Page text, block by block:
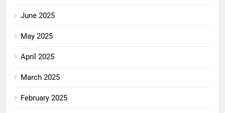
June 2025
May 2025
April 2025
March 2025
February 2025